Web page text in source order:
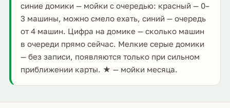
синие домики — мойки с очередью: красный — 0–
3 машины, можно смело ехать, синий — очередь
от 4 машин. Цифра на домике — сколько машин
в очереди прямо сейчас. Мелкие серые домики
— без записи, появляются только при сильном
приближении карты. ★ — мойки месяца.